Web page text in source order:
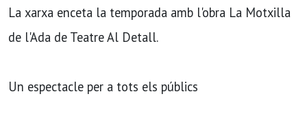
La xarxa enceta la temporada amb l'obra La Motxilla
de l'Ada de Teatre Al Detall.
Un espectacle per a tots els públics